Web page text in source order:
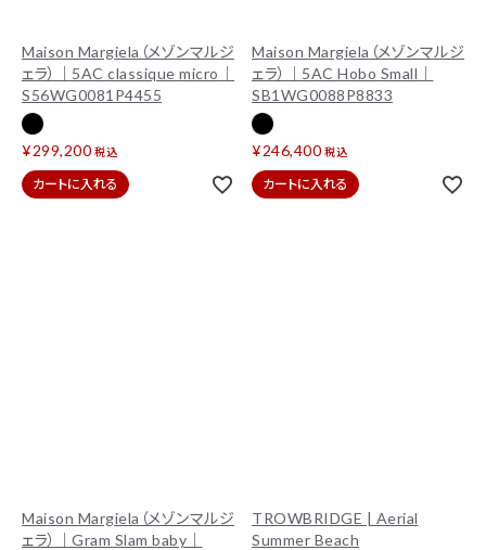
Maison Margiela（メゾンマルジ
ェラ）｜5AC classique micro｜
S56WG0081P4455
¥299,200 税込
カートに入れる
Maison Margiela（メゾンマルジ
ェラ）｜5AC Hobo Small｜
SB1WG0088P8833
¥246,400 税込
カートに入れる
Maison Margiela（メゾンマルジ
ェラ）｜Gram Slam baby｜
TROWBRIDGE | Aerial
Summer Beach